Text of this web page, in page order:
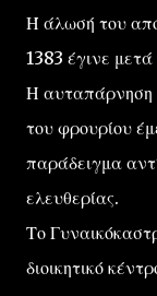
Ή άλωσή του
1383 έγινε
Η αυταπάρνηση
του φρουρίου
παράδειγμα
ελευθερίας.
Το
διοικητικό